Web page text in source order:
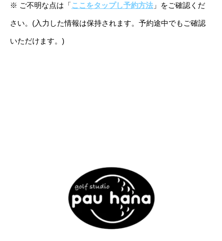
※ ご不明な点は「ここをタップし予約方法 」をご確認くだ
さい。(入力した情報は保持されます。予約途中でもご確認
いただけます。)